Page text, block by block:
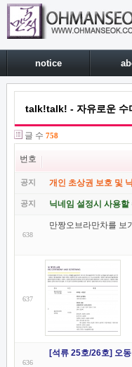
notice
talk!talk! - 자유로운 수
글 수 758
번호
공지 개인 초상권 보호 및
공지 닉네임 설정시 사용할
638
만짱오브라만차를 보
637
636
[석류 25호/26호] 오